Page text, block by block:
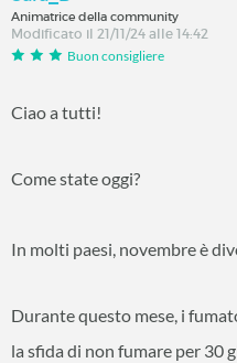
Animatrice della community
Modificato il 21/11/24 alle 14:42
Buon consigliere
Ciao a tutti!
Come state oggi?
In molti paesi, novembre è
Durante questo mese, i
la sfida di non fumare per 30